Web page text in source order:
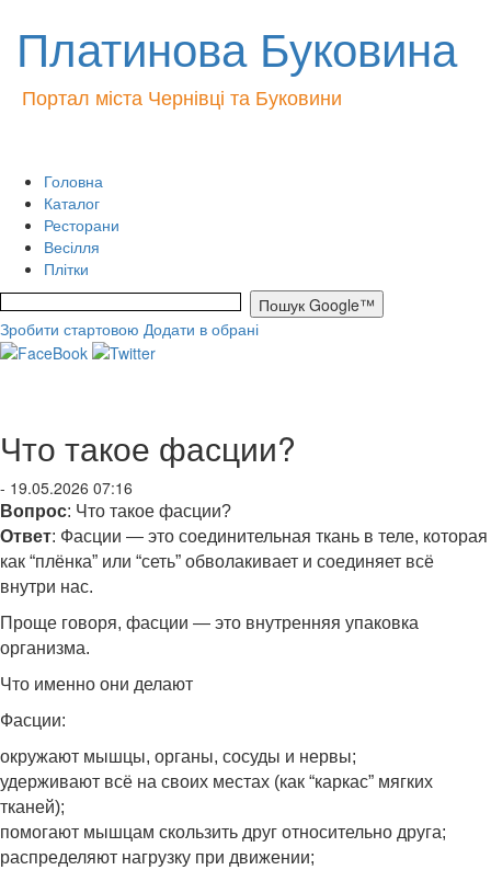
Платинова Буковина
Портал міста Чернівці та Буковини
Головна
Каталог
Ресторани
Весілля
Плітки
Зробити стартовою Додати в обрані
Что такое фасции?
- 19.05.2026 07:16
Вопрос: Что такое фасции?
Ответ: Фасции — это соединительная ткань в теле, которая
как “плёнка” или “сеть” обволакивает и соединяет всё
внутри нас.
Проще говоря, фасции — это внутренняя упаковка
организма.
Что именно они делают
Фасции:
окружают мышцы, органы, сосуды и нервы;
удерживают всё на своих местах (как “каркас” мягких
тканей);
помогают мышцам скользить друг относительно друга;
распределяют нагрузку при движении;